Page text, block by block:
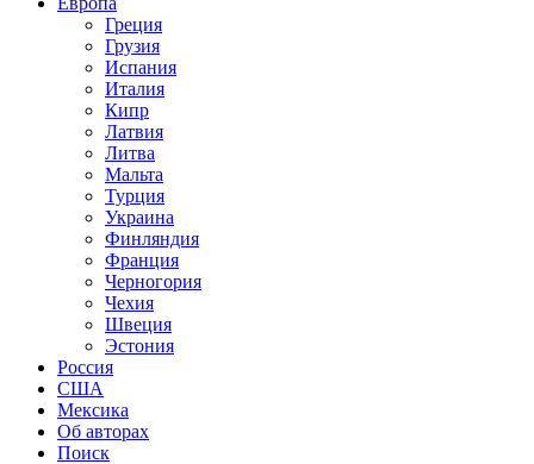
Греция
Грузия
Испания
Италия
Кипр
Латвия
Литва
Мальта
Турция
Украина
Финляндия
Франция
Черногория
Чехия
Швеция
Эстония
Россия
США
Мексика
Об авторах
Поиск